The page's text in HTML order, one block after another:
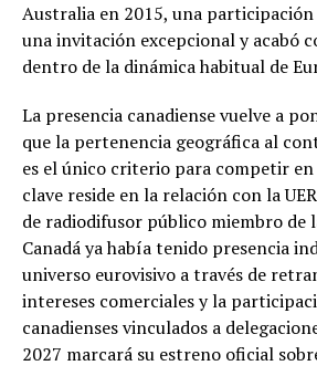
Australia en 2015, una
una invitación excepcional y acabó
dentro de la dinámica habitual de
La presencia canadiense vuelve a
que la pertenencia geográfica al
es el único criterio para competir
clave reside en la relación con la
de radiodifusor público miembro de
Canadá ya había tenido presencia
universo eurovisivo a través de
intereses comerciales y la
canadienses vinculados a
2027 marcará su estreno oficial